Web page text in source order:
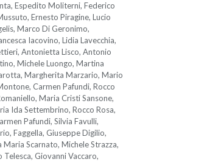
Espedito Moliterni, Federico
Ernesto Piragine, Lucio
Marco Di Geronimo,
Iacovino, Lidia Lavecchia,
Antonietta Lisco, Antonio
Michele Luongo, Martina
Margherita Marzario, Mario
Carmen Pafundi, Rocco
Maria Cristi Sansone,
Ida Settembrino, Rocco Rosa,
Pafundi, Silvia Favulli,
Faggella, Giuseppe Digilio,
Scarnato, Michele Strazza,
Giovanni Vaccaro,